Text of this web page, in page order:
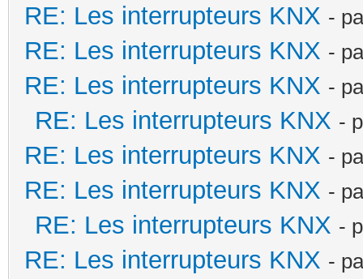
RE: Les interrupteurs KNX -
RE: Les interrupteurs KNX -
RE: Les interrupteurs KNX -
RE: Les interrupteurs KNX -
RE: Les interrupteurs KNX -
RE: Les interrupteurs KNX -
RE: Les interrupteurs KNX -
RE: Les interrupteurs KNX -